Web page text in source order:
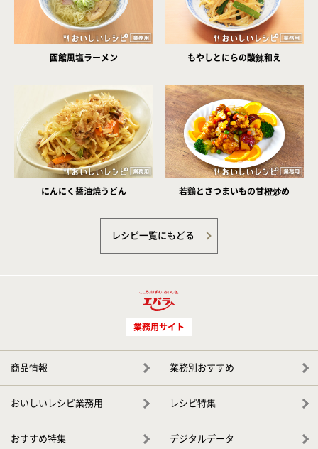
函館風塩ラーメン もやしとにらの酸辣和え
にんにく醤油焼うどん 若鶏とさつまいもの甘橙炒め
レシピ一覧にもどる
業務用サイト
商品情報 業務別おすすめ
おいしいレシピ業務用 レシピ特集
おすすめ特集 デジタルデータ